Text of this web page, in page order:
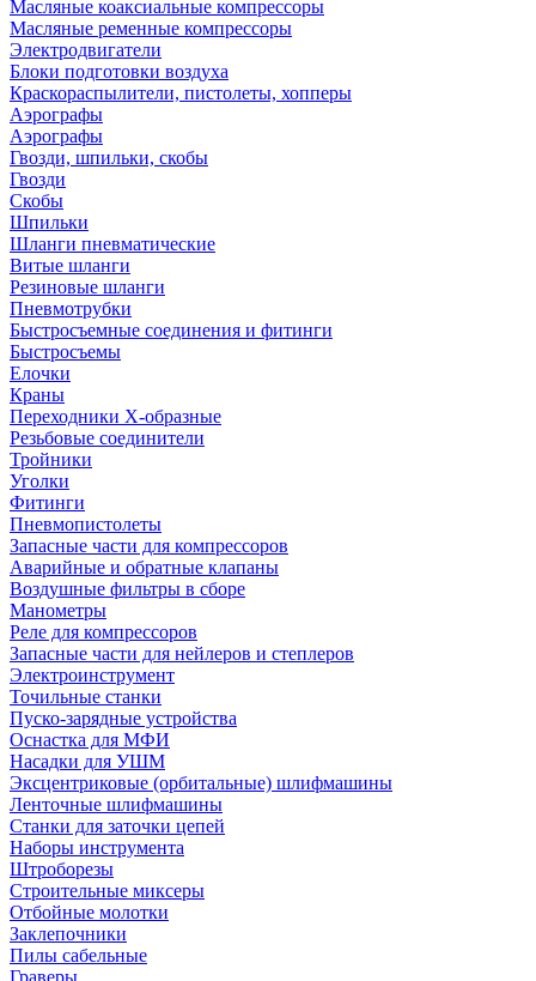
Масляные коаксиальные компрессоры
Масляные ременные компрессоры
Электродвигатели
Блоки подготовки воздуха
Краскораспылители, пистолеты, хопперы
Аэрографы
Аэрографы
Гвозди, шпильки, скобы
Гвозди
Скобы
Шпильки
Шланги пневматические
Витые шланги
Резиновые шланги
Пневмотрубки
Быстросъемные соединения и фитинги
Быстросъемы
Елочки
Краны
Переходники Х-образные
Резьбовые соединители
Тройники
Уголки
Фитинги
Пневмопистолеты
Запасные части для компрессоров
Аварийные и обратные клапаны
Воздушные фильтры в сборе
Манометры
Реле для компрессоров
Запасные части для нейлеров и степлеров
Электроинструмент
Точильные станки
Пуско-зарядные устройства
Оснастка для МФИ
Насадки для УШМ
Эксцентриковые (орбитальные) шлифмашины
Ленточные шлифмашины
Станки для заточки цепей
Наборы инструмента
Штроборезы
Строительные миксеры
Отбойные молотки
Заклепочники
Пилы сабельные
Граверы